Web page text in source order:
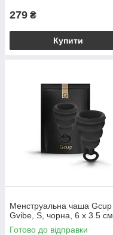
279 ₴
Купити
Менструальна чаша Gcup
Gvibe, S, чорна, 6 х 3.5 см
Готово до відправки